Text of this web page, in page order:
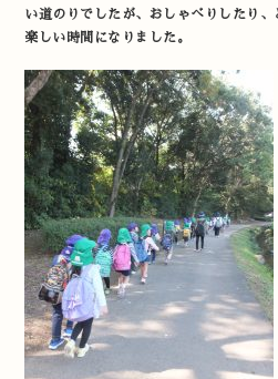
い道のりでしたが、おしゃべりしたり
楽しい時間になりました。